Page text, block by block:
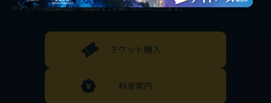
※チケットは閉園時間の1時間前までお買い求めいただけます。
チケット購入
料金案内